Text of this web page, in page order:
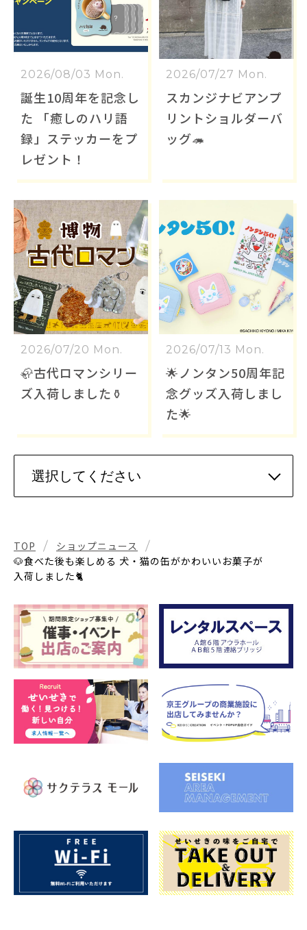
2026/08/03 Mon.
誕生10周年を記念し
た 「癒しのハリ語
録」ステッカーをプ
レゼント！
2026/07/27 Mon.
スカンジナビアンプ
リントショルダーバ
ッグ🦔
2026/07/20 Mon.
🦣古代ロマンシリー
ズ入荷しました⚱️
2026/07/13 Mon.
🌟ノンタン50周年記
念グッズ入荷しまし
た🌟
TOP
ショップニュース
🐶食べた後も楽しめる 犬・猫の缶がかわいいお菓子が
入荷しました🐈